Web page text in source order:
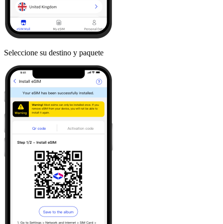
Seleccione su destino y paquete